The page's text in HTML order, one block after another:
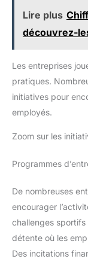
claires
Lire plus
découvrez-
Les entreprises
pratiques.
initiatives pour
employés.
Zoom sur les
Programmes
De nombreuses
encourager
challenges sportifs
détente où les
Des incitations